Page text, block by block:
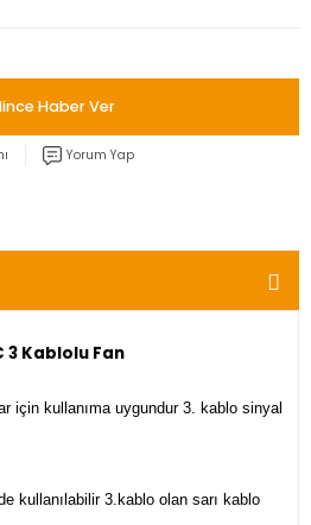
Haber Ver
Yorum Yap
3 Kablolu Fan
için kullanıma uygundur 3. kablo sinyal
kullanılabilir 3.kablo olan sarı kablo